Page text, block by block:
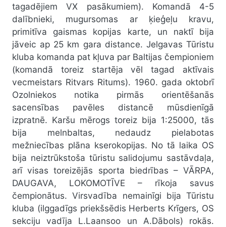
tagadējiem VX pasākumiem). Komandā 4-5
dalībnieki, mugursomas ar ķieģeļu kravu,
primitīva gaismas kopijas karte, un naktī bija
jāveic ap 25 km gara distance. Jelgavas Tūristu
kluba komanda pat kļuva par Baltijas čempioniem
(komandā toreiz startēja vēl tagad aktīvais
vecmeistars Ritvars Ritums). 1960. gada oktobrī
Ozolniekos notika pirmās orientēšanās
sacensības pavēles distancē mūsdienīgā
izpratnē. Karšu mērogs toreiz bija 1:25000, tās
bija melnbaltas, nedaudz pielabotas
mežniecības plāna kserokopijas. No tā laika OS
bija neiztrūkstoša tūristu salidojumu sastāvdaļa,
arī visas toreizējās sporta biedrības – VĀRPA,
DAUGAVA, LOKOMOTĪVE – rīkoja savus
čempionātus. Virsvadība nemainīgi bija Tūristu
kluba (ilggadīgs priekšsēdis Herberts Krīgers, OS
sekciju vadīja L.Laansoo un A.Dābols) rokās.